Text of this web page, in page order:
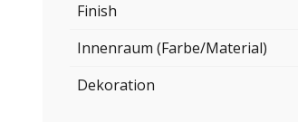
Finish
Innenraum (Farbe/Material)
Dekoration